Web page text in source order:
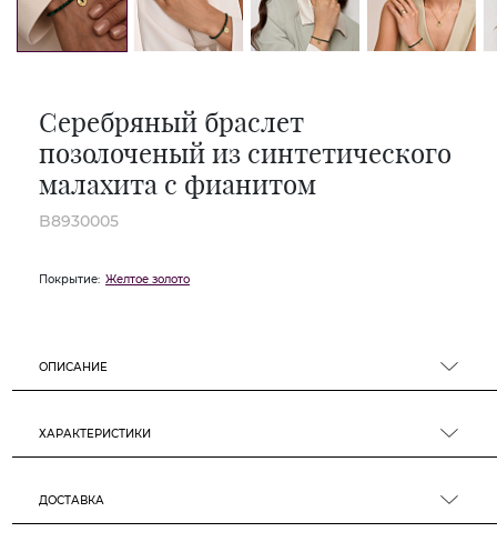
Серебряный браслет
позолоченый из синтетического
малахита с фианитом
B8930005
Покрытие: Желтое золото
ОПИСАНИЕ
ХАРАКТЕРИСТИКИ
ДОСТАВКА